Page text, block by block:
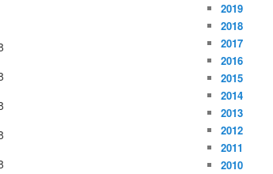
2019
2018
2017
2016
2015
2014
2013
2012
2011
2010